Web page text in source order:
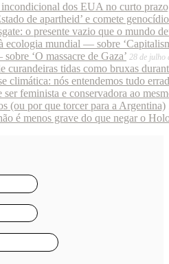
incondicional dos EUA no curto
de apartheid’ e comete
o presente vazio que o mundo
ecologia mundial — sobre
‘O massacre de Gaza’ 28 de julho
curandeiras tidas como bruxas
climática: nós entendemos tudo
feminista e conservadora ao
(ou por que torcer para a Argentina)
é menos grave do que negar o